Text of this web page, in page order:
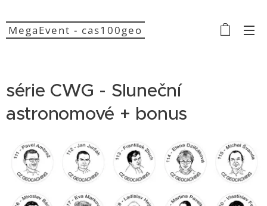
MegaEvent - cas100geo
série CWG - Sluneční
astronomové + bonus